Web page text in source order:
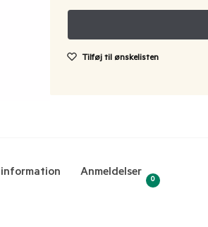
Tilføj til ønskelisten
Anmeldelser
0